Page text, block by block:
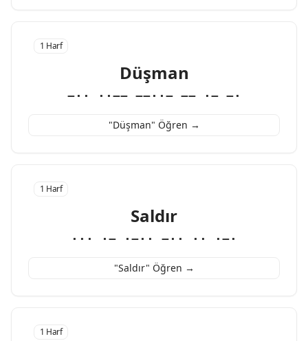
1 Harf
Düşman
−·· ··−− −−··− −− ·− −·
"Düşman" Öğren →
1 Harf
Saldır
··· ·− ·−·· −·· ·· ·−·
"Saldır" Öğren →
1 Harf